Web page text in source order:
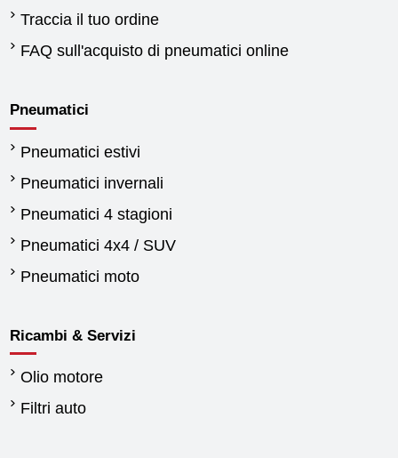
Traccia il tuo ordine
FAQ sull'acquisto di pneumatici online
Pneumatici
Pneumatici estivi
Pneumatici invernali
Pneumatici 4 stagioni
Pneumatici 4x4 / SUV
Pneumatici moto
Ricambi & Servizi
Olio motore
Filtri auto